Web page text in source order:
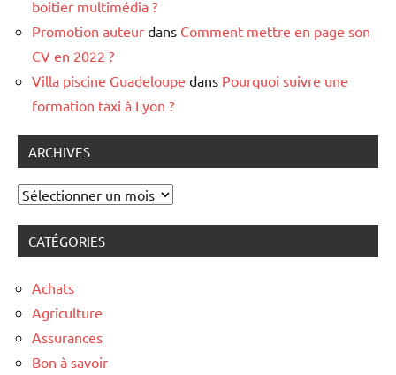
boitier multimédia ?
Promotion auteur dans Comment mettre en page son
CV en 2022 ?
Villa piscine Guadeloupe dans Pourquoi suivre une
formation taxi à Lyon ?
ARCHIVES
Archives
CATÉGORIES
Achats
Agriculture
Assurances
Bon à savoir